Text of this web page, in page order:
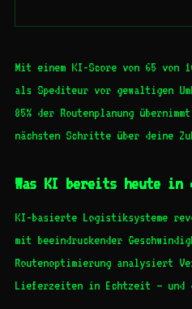
Mit einem KI-Score von 65 von
als Spediteur vor gewaltigen
85% der Routenplanung
nächsten Schritte über deine
Was KI bereits heute in
KI-basierte Logistiksysteme
mit beeindruckender
Routenoptimierung analysiert
Lieferzeiten in Echtzeit – und